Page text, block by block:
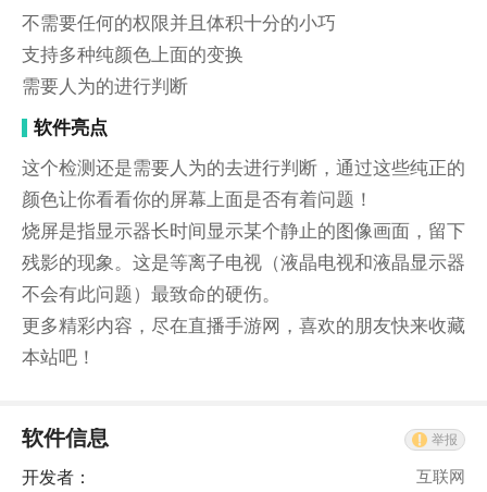
不需要任何的权限并且体积十分的小巧
支持多种纯颜色上面的变换
需要人为的进行判断
软件亮点
这个检测还是需要人为的去进行判断，通过这些纯正的
颜色让你看看你的屏幕上面是否有着问题！
烧屏是指显示器长时间显示某个静止的图像画面，留下
残影的现象。这是等离子电视（液晶电视和液晶显示器
不会有此问题）最致命的硬伤。
更多精彩内容，尽在直播手游网，喜欢的朋友快来收藏
本站吧！
软件信息 举报
开发者： 互联网